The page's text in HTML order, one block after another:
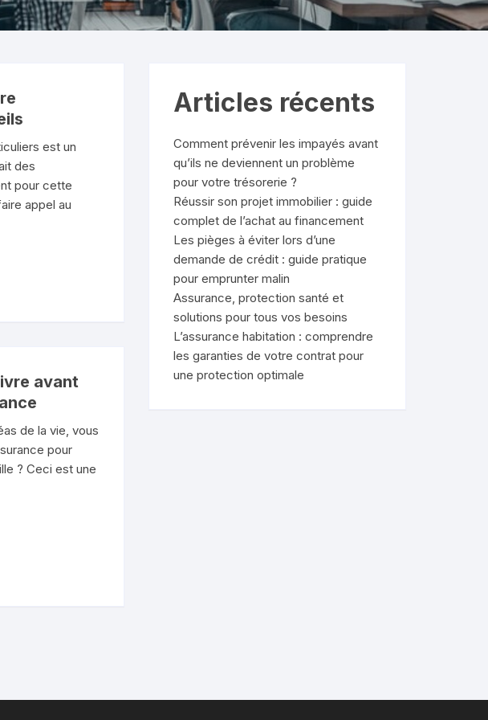
est un
des
pour cette
appel au
avant
de la vie, vous
pour
? Ceci est une
Articles récents
Comment prévenir les impayés avant
qu’ils ne deviennent un problème
pour votre trésorerie ?
Réussir son projet immobilier : guide
complet de l’achat au financement
Les pièges à éviter lors d’une
demande de crédit : guide pratique
pour emprunter malin
Assurance, protection santé et
solutions pour tous vos besoins
L’assurance habitation : comprendre
les garanties de votre contrat pour
une protection optimale